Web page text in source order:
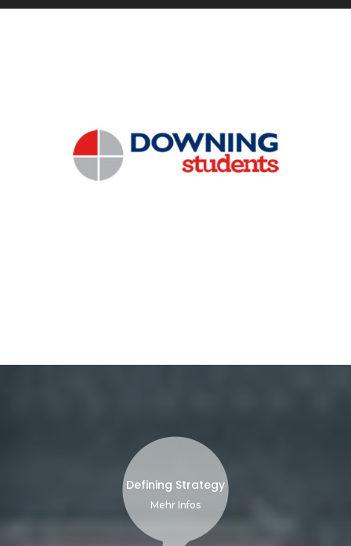
Regroup produced a mini Program for Downing
Students in the UK to enable Chinese students to view
properties, find out more about the location, book and
place a deposit for properties all within WeChat.
Defining Strategy
Mehr Infos